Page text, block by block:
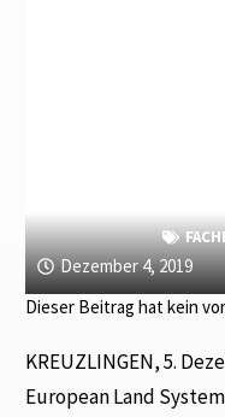
Dezember 4, 2019
Dieser Beitrag hat kein
KREUZLINGEN, 5.
European Land